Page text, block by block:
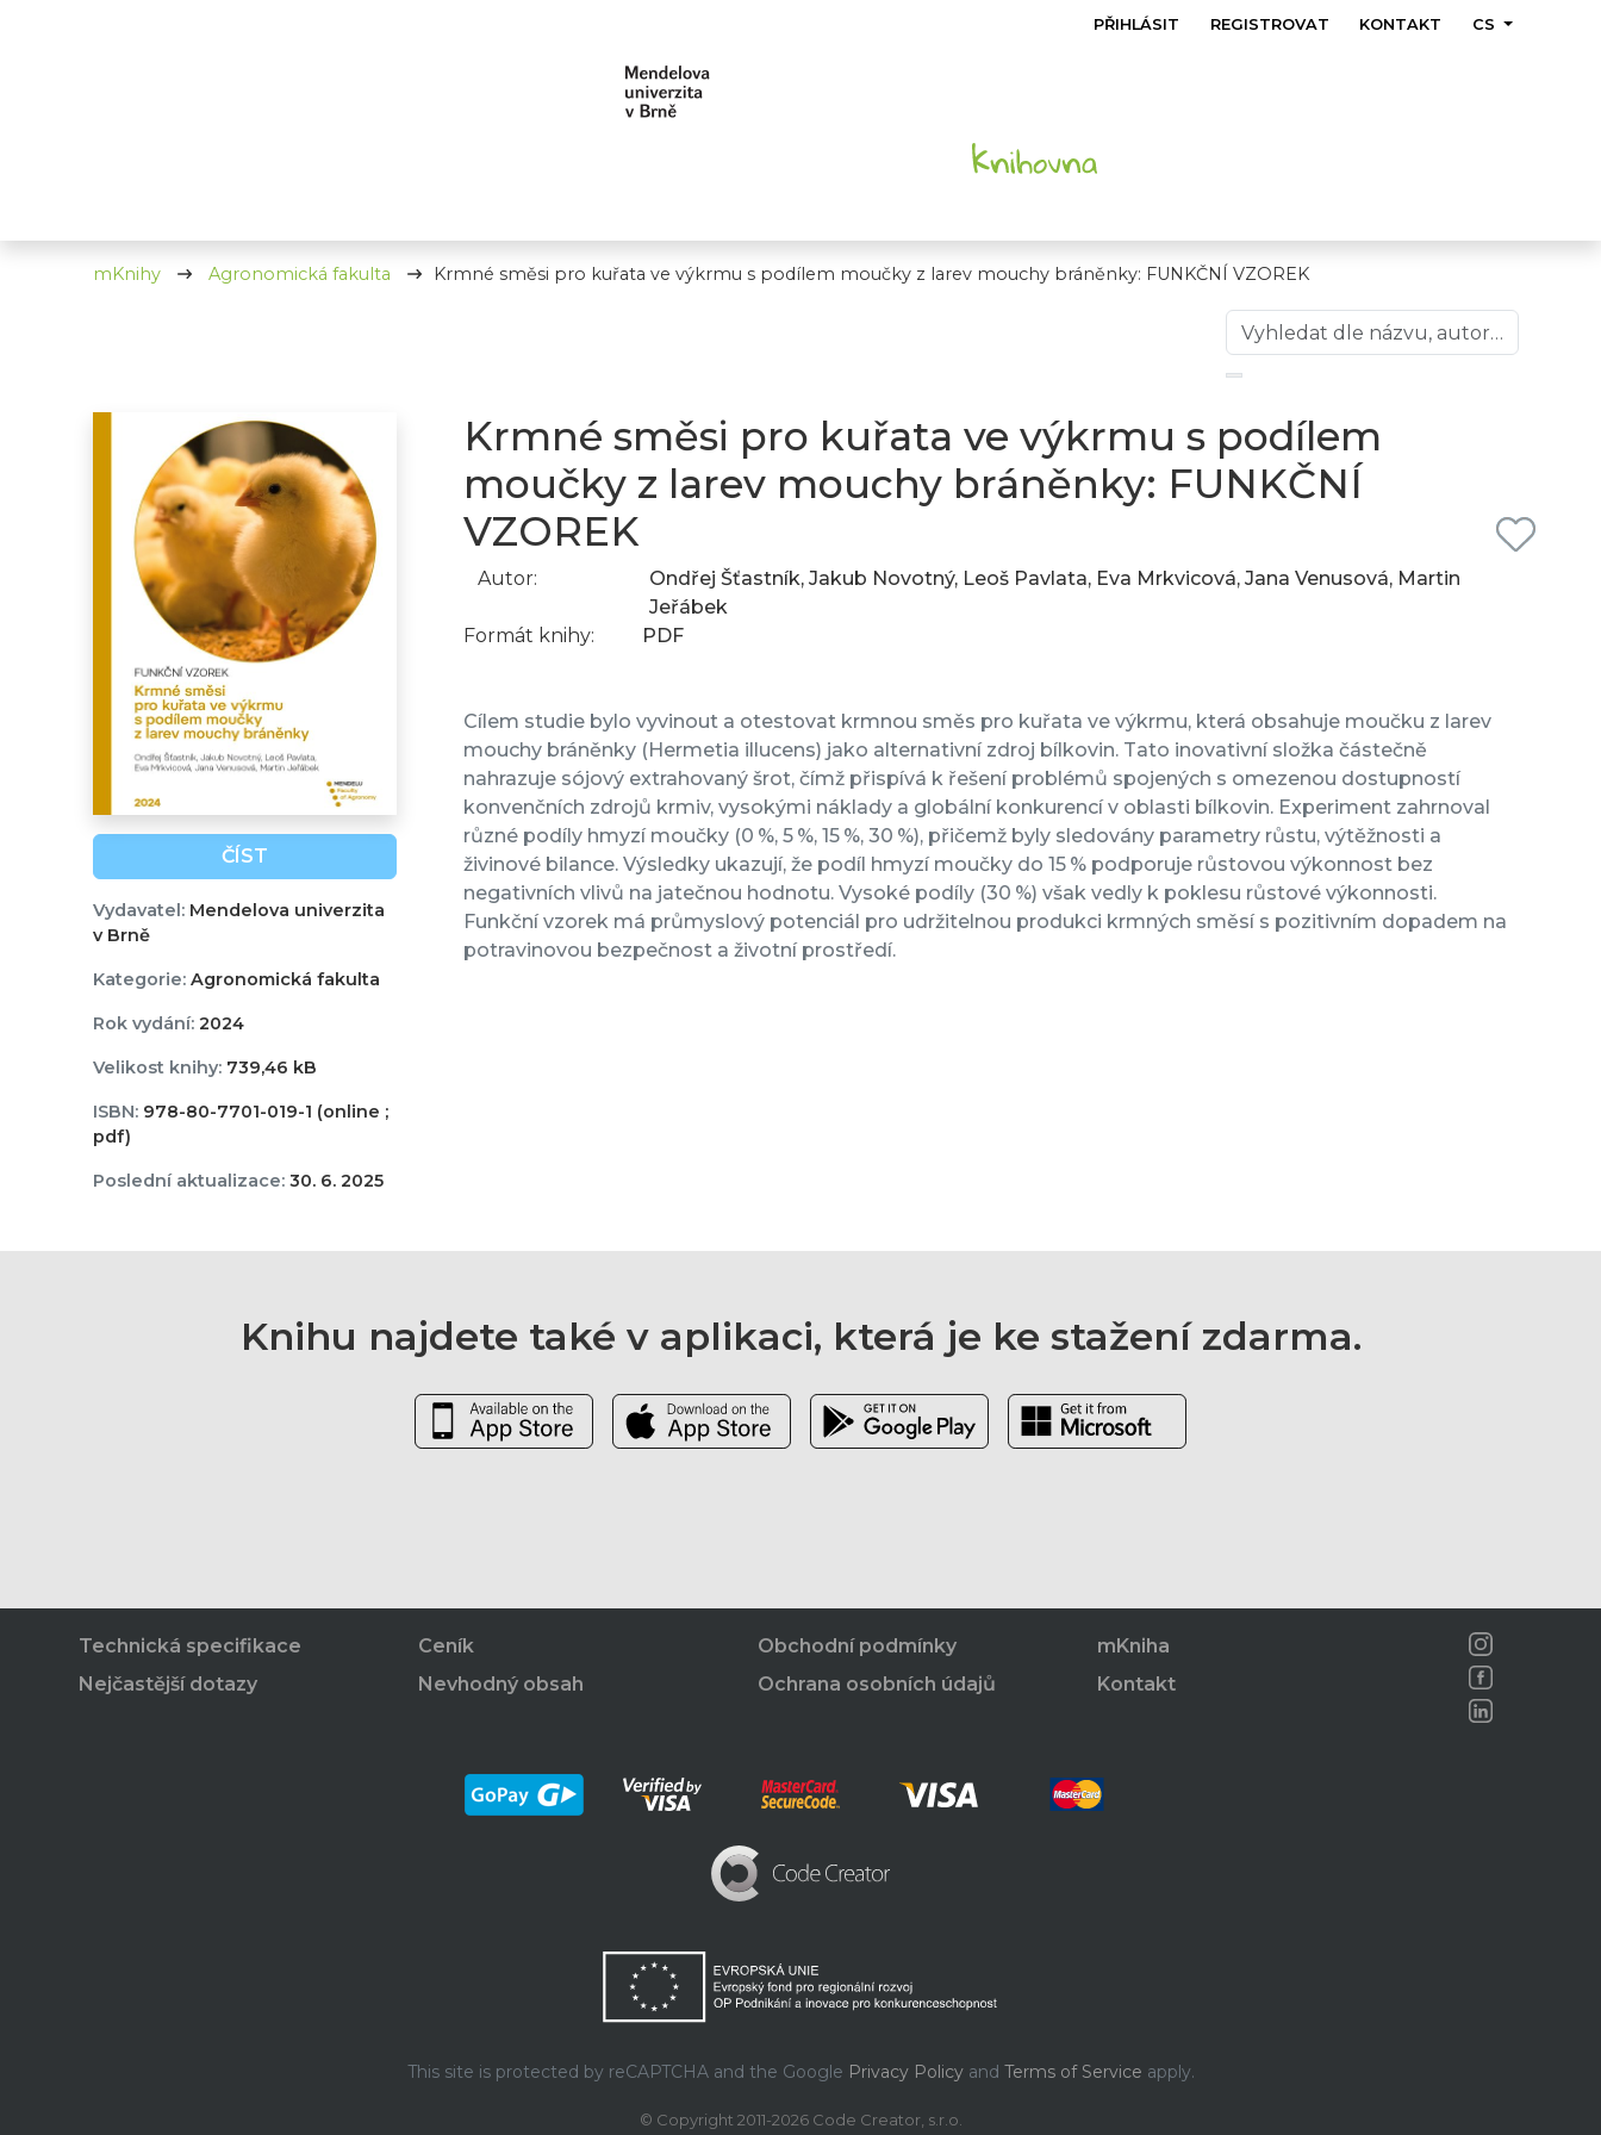
PŘIHLÁSIT REGISTROVAT KONTAKT CS
mKnihy Agronomická fakulta Krmné směsi pro kuřata ve výkrmu s podílem moučky z larev mouchy bráněnky: FUNKČNÍ VZOREK
ČÍST
Vydavatel:Mendelova univerzita
v Brně
Kategorie:Agronomická fakulta
Rok vydání:2024
Velikost knihy:739,46 kB
ISBN:978-80-7701-019-1 (online ;
pdf)
Poslední aktualizace:30. 6. 2025
Krmné směsi pro kuřata ve výkrmu s podílem
moučky z larev mouchy bráněnky: FUNKČNÍ
VZOREK
Autor:
Ondřej Šťastník, Jakub Novotný, Leoš Pavlata, Eva Mrkvicová, Jana Venusová, Martin
Jeřábek
Formát knihy:
PDF
Cílem studie bylo vyvinout a otestovat krmnou směs pro kuřata ve výkrmu, která obsahuje moučku z larev
mouchy bráněnky (Hermetia illucens) jako alternativní zdroj bílkovin. Tato inovativní složka částečně
nahrazuje sójový extrahovaný šrot, čímž přispívá k řešení problémů spojených s omezenou dostupností
konvenčních zdrojů krmiv, vysokými náklady a globální konkurencí v oblasti bílkovin. Experiment zahrnoval
různé podíly hmyzí moučky (0 %, 5 %, 15 %, 30 %), přičemž byly sledovány parametry růstu, výtěžnosti a
živinové bilance. Výsledky ukazují, že podíl hmyzí moučky do 15 % podporuje růstovou výkonnost bez
negativních vlivů na jatečnou hodnotu. Vysoké podíly (30 %) však vedly k poklesu růstové výkonnosti.
Funkční vzorek má průmyslový potenciál pro udržitelnou produkci krmných směsí s pozitivním dopadem na
potravinovou bezpečnost a životní prostředí.
Knihu najdete také v aplikaci, která je ke stažení zdarma.
Technická specifikace
Nejčastější dotazy
Ceník
Nevhodný obsah
Obchodní podmínky
Ochrana osobních údajů
mKniha
Kontakt
This site is protected by reCAPTCHA and the Google Privacy Policyand Terms of Service apply.
© Copyright 2011-2026 Code Creator, s.r.o.